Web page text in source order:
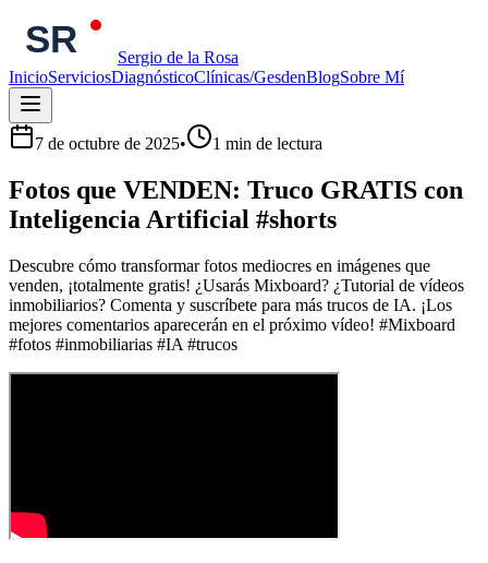
Sergio de la Rosa
InicioServiciosDiagnósticoClínicas/GesdenBlogSobre Mí
7 de octubre de 2025• 1 min de lectura
Fotos que VENDEN: Truco GRATIS con
Inteligencia Artificial #shorts
Descubre cómo transformar fotos mediocres en imágenes que
venden, ¡totalmente gratis! ¿Usarás Mixboard? ¿Tutorial de vídeos
inmobiliarios? Comenta y suscríbete para más trucos de IA. ¡Los
mejores comentarios aparecerán en el próximo vídeo! #Mixboard
#fotos #inmobiliarias #IA #trucos